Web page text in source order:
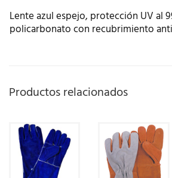
Lente azul espejo, protección UV al
policarbonato con recubrimiento
Productos relacionados